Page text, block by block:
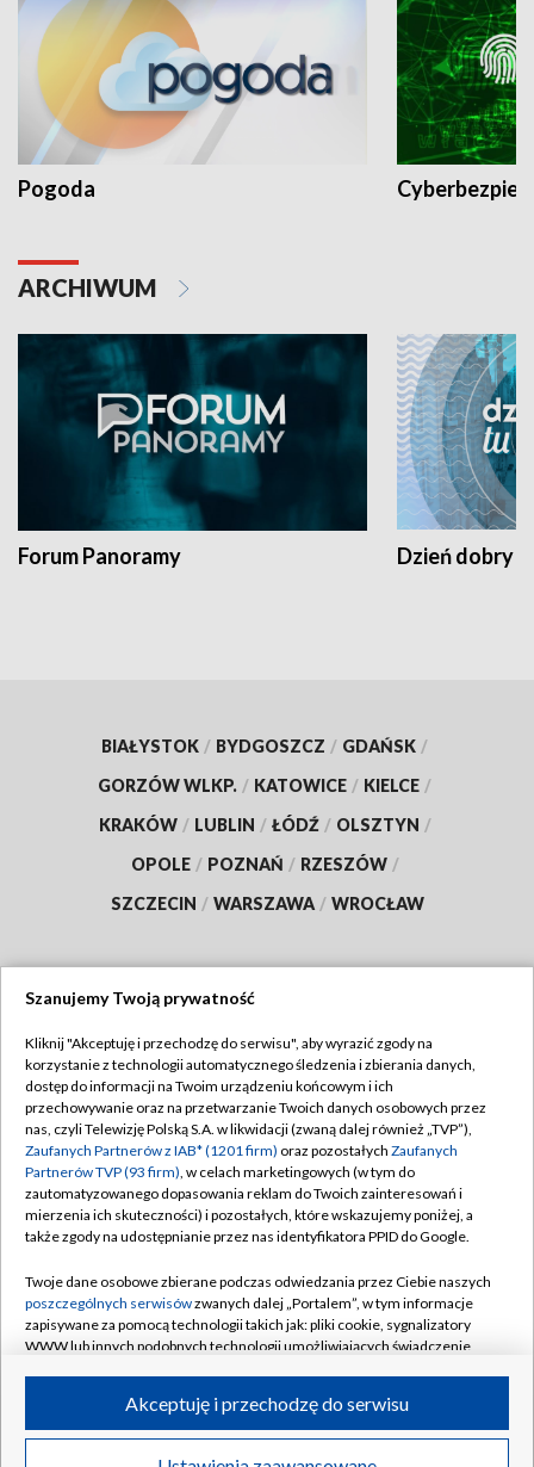
Pogoda
ARCHIWUM
Forum Panoramy Dzień dobry
BIAŁYSTOK / BYDGOSZCZ / GDAŃSK /
GORZÓW WLKP. / KATOWICE / KIELCE /
KRAKÓW / LUBLIN / ŁÓDŹ / OLSZTYN /
OPOLE / POZNAŃ / RZESZÓW /
SZCZECIN / WARSZAWA / WROCŁAW
TVP
Abonament TVP
Emisja w TVP
Centrum informacji TVP
Naziemna Telewizja Cyfrowa
Rada Programowa
System NOS
Informacje o nadawcy
Program dla prasy
Regulamin TVP
Polityka prywatności
Moje zgody
Pomoc
Kontakt
Kanały
©2026 Telewizja Polska S.A. w likwidacji
Szanujemy Twoją prywatność
Kliknij "Akceptuję i przechodzę do serwisu", aby wyrazić zgody na
korzystanie z technologii automatycznego śledzenia i zbierania danych,
dostęp do informacji na Twoim urządzeniu końcowym i ich
przechowywanie oraz na przetwarzanie Twoich danych osobowych przez
nas, czyli Telewizję Polską S.A. w likwidacji (zwaną dalej również „TVP”),
Zaufanych Partnerów z IAB* (1201 firm) oraz pozostałych Zaufanych
Partnerów TVP (93 firm), w celach marketingowych (w tym do
zautomatyzowanego dopasowania reklam do Twoich zainteresowań i
mierzenia ich skuteczności) i pozostałych, które wskazujemy poniżej, a
także zgody na udostępnianie przez nas identyfikatora PPID do Google.
Twoje dane osobowe zbierane podczas odwiedzania przez Ciebie naszych
poszczególnych serwisówzwanych dalej „Portalem”, w tym informacje
zapisywane za pomocą technologii takich jak: pliki cookie, sygnalizatory
WWW lub innych podobnych technologii umożliwiających świadczenie
ruchu w Internecie.
Twoje dane osobowe zbierane podczas odwiedzania przez Ciebie
Akceptuję i przechodzę do serwisu